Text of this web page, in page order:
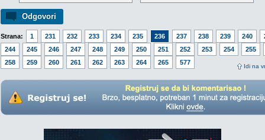
Odgovori
Strana: 1 231 232 233 234 235 236 237 238 239 240
244
245 246 247 248 249 250 251 252 253 254
255
258
259 260 261 262 263 264 265 577
Idi na